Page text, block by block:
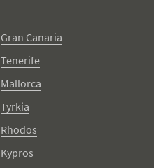
Gran Canaria
Tenerife
Mallorca
Tyrkia
Rhodos
Kypros